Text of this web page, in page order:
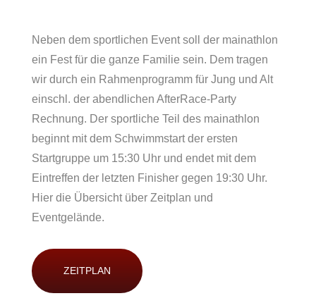
Neben dem sportlichen Event soll der mainathlon
ein Fest für die ganze Familie sein. Dem tragen
wir durch ein Rahmenprogramm für Jung und Alt
einschl. der abendlichen AfterRace-Party
Rechnung. Der sportliche Teil des mainathlon
beginnt mit dem Schwimmstart der ersten
Startgruppe um 15:30 Uhr und endet mit dem
Eintreffen der letzten Finisher gegen 19:30 Uhr.
Hier die Übersicht über Zeitplan und
Eventgelände.
ZEITPLAN